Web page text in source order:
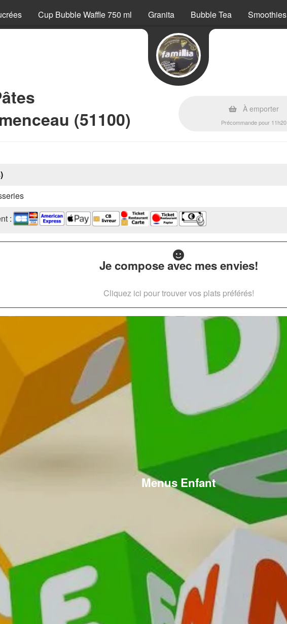
Cup Bubble Waffle 750 ml Granita Bubble Tea Smoothies
(51100)
À emporter
Précommande pour 11h20
:
Je compose avec mes envies!
Cliquez ici pour trouver vos plats préférés!
Menus Enfant